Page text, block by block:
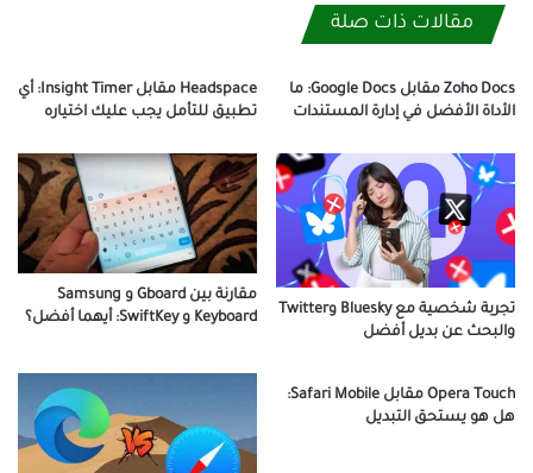
مقالات ذات صلة
Headspace مقابل Insight Timer: أي
تطبيق للتأمل يجب عليك اختياره
Zoho Docs مقابل Google Docs: ما
الأداة الأفضل في إدارة المستندات
مقارنة بين Gboard و Samsung
Keyboard و SwiftKey: أيهما أفضل؟
تجربة شخصية مع Bluesky وTwitter
والبحث عن بديل أفضل
Opera Touch مقابل Safari Mobile:
هل هو يستحق التبديل